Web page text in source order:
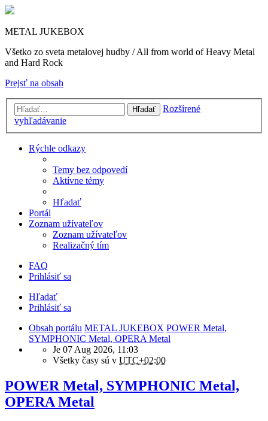
METAL JUKEBOX
Všetko zo sveta metalovej hudby / All from world of Heavy Metal
and Hard Rock
Prejsť na obsah
Hľadať
Rozšírené
vyhľadávanie
Rýchle odkazy
Temy bez odpovedí
Aktívne témy
Hľadať
Portál
Zoznam užívateľov
Zoznam užívateľov
Realizačný tím
FAQ
Prihlásiť sa
Hľadať
Prihlásiť sa
Obsah portálu METAL JUKEBOX POWER Metal,
SYMPHONIC Metal, OPERA Metal
Je 07 Aug 2026, 11:03
Všetky časy sú v UTC+02:00
POWER Metal, SYMPHONIC Metal,
OPERA Metal